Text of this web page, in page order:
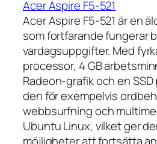
Acer Aspire F5-521
Acer Aspire F5-521 är en
som fortfarande fungerar
vardagsuppgifter. Med
processor, 4 GB
Radeon-grafik och en SSD
den för exempelvis
webbsurfning och
Ubuntu Linux, vilket ger